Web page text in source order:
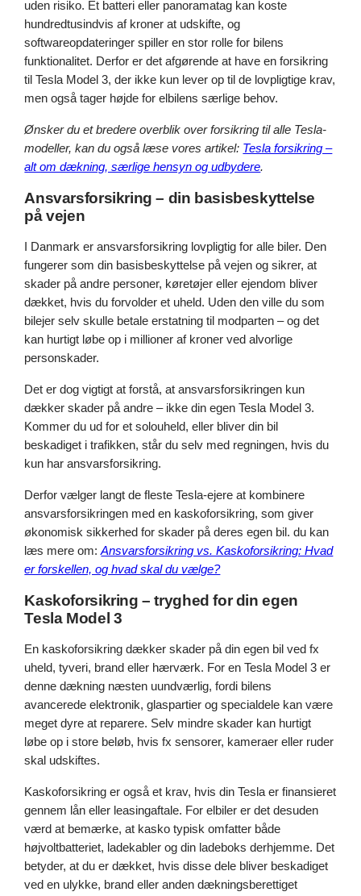
uden risiko. Et batteri eller panoramatag kan koste
hundredtusindvis af kroner at udskifte, og
softwareopdateringer spiller en stor rolle for bilens
funktionalitet. Derfor er det afgørende at have en forsikring
til Tesla Model 3, der ikke kun lever op til de lovpligtige krav,
men også tager højde for elbilens særlige behov.
Ønsker du et bredere overblik over forsikring til alle Tesla-
modeller, kan du også læse vores artikel: Tesla forsikring –
alt om dækning, særlige hensyn og udbydere.
Ansvarsforsikring – din basisbeskyttelse
på vejen
I Danmark er ansvarsforsikring lovpligtig for alle biler. Den
fungerer som din basisbeskyttelse på vejen og sikrer, at
skader på andre personer, køretøjer eller ejendom bliver
dækket, hvis du forvolder et uheld. Uden den ville du som
bilejer selv skulle betale erstatning til modparten – og det
kan hurtigt løbe op i millioner af kroner ved alvorlige
personskader.
Det er dog vigtigt at forstå, at ansvarsforsikringen kun
dækker skader på andre – ikke din egen Tesla Model 3.
Kommer du ud for et solouheld, eller bliver din bil
beskadiget i trafikken, står du selv med regningen, hvis du
kun har ansvarsforsikring.
Derfor vælger langt de fleste Tesla-ejere at kombinere
ansvarsforsikringen med en kaskoforsikring, som giver
økonomisk sikkerhed for skader på deres egen bil. du kan
læs mere om:Ansvarsforsikring vs. Kaskoforsikring: Hvad
er forskellen, og hvad skal du vælge?
Kaskoforsikring – tryghed for din egen
Tesla Model 3
En kaskoforsikring dækker skader på din egen bil ved fx
uheld, tyveri, brand eller hærværk. For en Tesla Model 3 er
denne dækning næsten uundværlig, fordi bilens
avancerede elektronik, glaspartier og specialdele kan være
meget dyre at reparere. Selv mindre skader kan hurtigt
løbe op i store beløb, hvis fx sensorer, kameraer eller ruder
skal udskiftes.
Kaskoforsikring er også et krav, hvis din Tesla er finansieret
gennem lån eller leasingaftale. For elbiler er det desuden
værd at bemærke, at kasko typisk omfatter både
højvoltbatteriet, ladekabler og din ladeboks derhjemme. Det
betyder, at du er dækket, hvis disse dele bliver beskadiget
ved en ulykke, brand eller anden dækningsberettiget